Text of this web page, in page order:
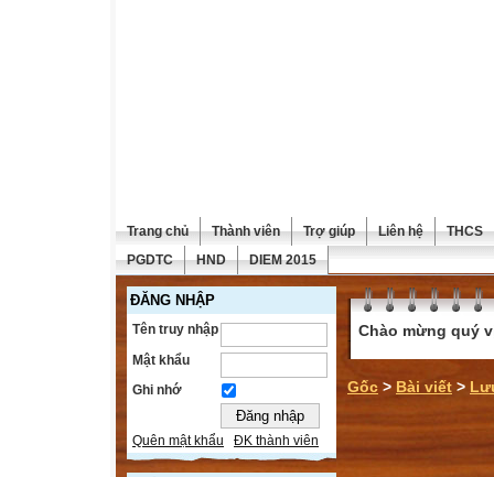
Trang chủ Thành viên Trợ giúp Liên hệ
THCS
PGDTC
HND DIEM 2015
ĐĂNG NHẬP
Tên truy nhập
Mật khẩu
Ghi nhớ
Quên mật khẩu ĐK thành viên
Chào mừng quý
Gốc > Bài viết >